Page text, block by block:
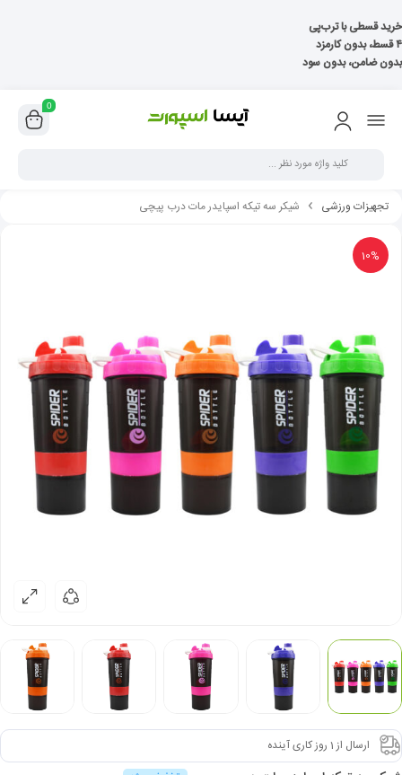
خرید قسطی با ترب‌پی
۴ قسط، بدون کارمزد
بدون ضامن، بدون سود
0
تجهیزات ورزشی شیکر سه تیکه اسپایدر مات درب پیچی
10%
ارسال از 1 روز کاری آینده